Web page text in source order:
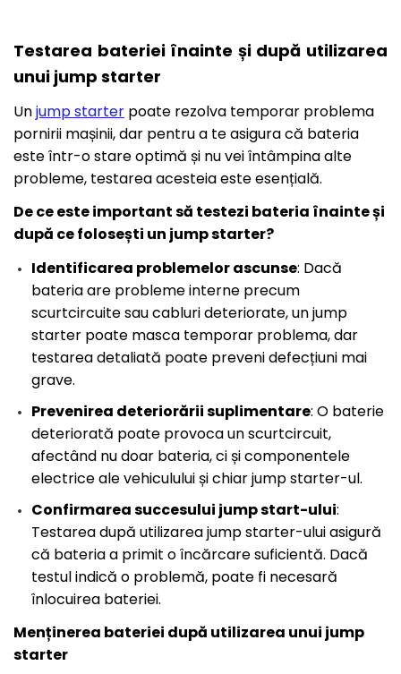
Testarea bateriei înainte și după utilizarea
unui jump starter
Unjump starter poate rezolva temporar problema
pornirii mașinii, dar pentru a te asigura că bateria
este într-o stare optimă și nu vei întâmpina alte
probleme, testarea acesteia este esențială.
De ce este important să testezi bateria înainte și
după ce folosești un jump starter?
Identificarea problemelor ascunse: Dacă
bateria are probleme interne precum
scurtcircuite sau cabluri deteriorate, un jump
starter poate masca temporar problema, dar
testarea detaliată poate preveni defecțiuni mai
grave.
Prevenirea deteriorării suplimentare: O baterie
deteriorată poate provoca un scurtcircuit,
afectând nu doar bateria, ci și componentele
electrice ale vehiculului și chiar jump starter-ul.
Confirmarea succesului jump start-ului:
Testarea după utilizarea jump starter-ului asigură
că bateria a primit o încărcare suficientă. Dacă
testul indică o problemă, poate fi necesară
înlocuirea bateriei.
Menținerea bateriei după utilizarea unui jump
starter